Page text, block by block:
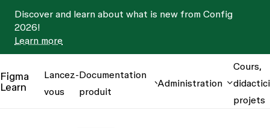
Discover and learn about what is new from Config
2026!
Learn more
Figma
Learn
Lancez-
vous
Documentation
produit
Administration
Cours,
projets